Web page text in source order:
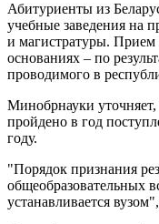
Абитуриенты из
учебные заведения на
и магистратуры. Прием
основаниях – по
проводимого в
Минобрнауки
пройдено в год
году.
"Порядок признания
общеобразовательных
устанавливается